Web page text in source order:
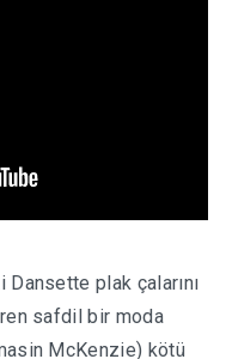
plak çalarını
safdil bir moda
McKenzie) kötü